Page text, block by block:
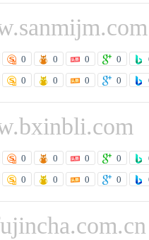
0 0 0 0
0 0 0 0
0 0 0 0
0 0 0 0